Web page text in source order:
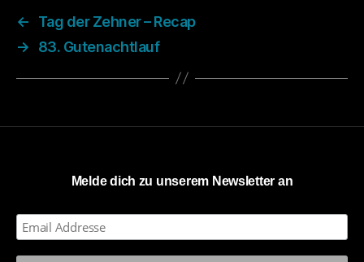
←
Tag der Zehner – Recap
→
83. Gutenachtlauf
Melde dich zu unserem Newsletter an